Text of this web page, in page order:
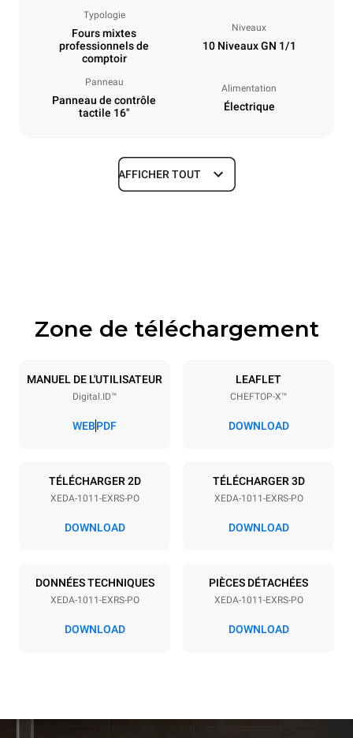
Typologie
Fours mixtes
professionnels de
comptoir
Niveaux
10 Niveaux GN 1/1
Panneau
Panneau de contrôle
tactile 16"
Alimentation
Électrique
Dimensions
Caractéristiques de la plaque
10 GN 1/1
Espace entre les plaques
Alimentation
380-415V 3N~ / 220-240V
3~
19,6 kW
50 / 60 Hz NON INCLUS
directes produites par le
AFFICHER TOUT
Zone de téléchargement
MANUEL DE L'UTILISATEUR
Digital.ID™
WEBPDF
LEAFLET
CHEFTOP-X™
DOWNLOAD
TÉLÉCHARGER 2D
XEDA-1011-EXRS-PO
DOWNLOAD
TÉLÉCHARGER 3D
XEDA-1011-EXRS-PO
DOWNLOAD
DONNÉES TECHNIQUES
XEDA-1011-EXRS-PO
DOWNLOAD
PIÈCES DÉTACHÉES
XEDA-1011-EXRS-PO
DOWNLOAD